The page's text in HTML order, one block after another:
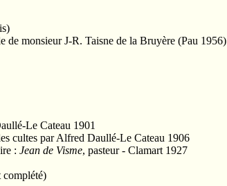
monsieur J-R. Taisne de la Bruyère (Pau 1956)
Le Cateau 1901
cultes par Alfred Daullé-Le Cateau 1906
: Jean de Visme, pasteur - Clamart 1927
complété)